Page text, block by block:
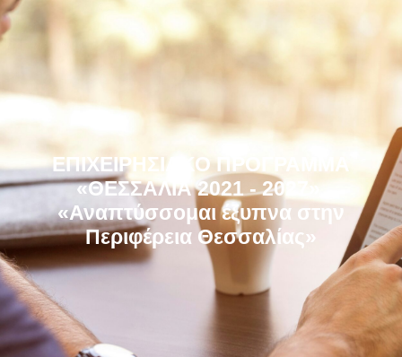
ΕΠΙΧΕΙΡΗΣΙΑΚΟ ΠΡΟΓΡΑΜΜΑ
«ΘΕΣΣΑΛΙΑ 2021 - 2027»
«Αναπτύσσομαι έξυπνα στην
Περιφέρεια Θεσσαλίας»